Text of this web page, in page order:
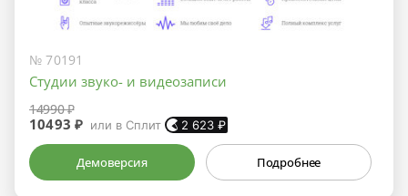
№ 70191
Студии звуко- и видеозаписи
14990 ₽
10493 ₽ или в Сплит 2 623 ₽
Демоверсия Подробнее